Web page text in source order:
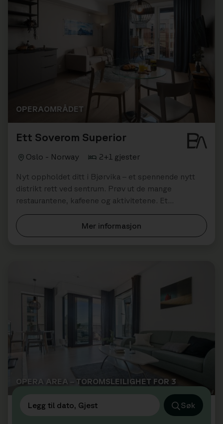
OPERAOMRÅDET
Ett Soverom Superior
Oslo - Norway 2+1 gjester
Nyt oppholdet ditt i Bjørvika – et spennende nytt
distrikt rett ved sentrum. Prøv ut de mange
restaurantene, kafeene og aktivitetene. Et
eksklusivt, men rimelig alternativ for &eac...
Mer informasjon
OPERA AREA – TOROMSLEILIGHET FOR 3
Legg til dato, Gjest Søk